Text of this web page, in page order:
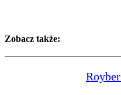
Zobacz także: